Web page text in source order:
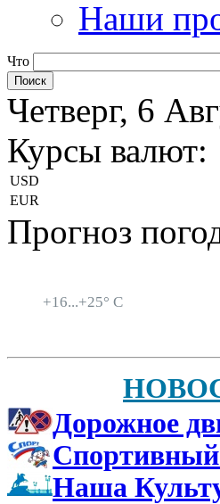
Наши
Что
Четверг, 6
Курсы валют:
USD
EUR
Прогноз
+16...+25° C
Дорожное
Спортивный
Наша